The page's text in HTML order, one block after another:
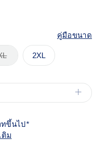
คู่มือขนาด
2XL
ทขึ้นไป*
ติม